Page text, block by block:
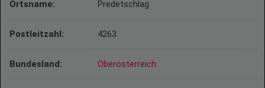
Ortsname: Predetschlag
Postleitzahl: 4263
Bundesland: Oberösterreich